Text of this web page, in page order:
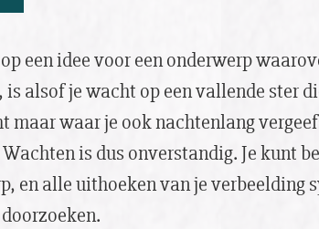
een idee voor een onderwerp
alsof je wacht op een vallende ster
maar waar je ook nachtenlang
is dus onverstandig. Je kunt
en alle uithoeken van je verbeelding